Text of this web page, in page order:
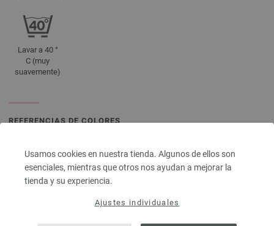
Usamos cookies en nuestra tienda. Algunos de ellos son
esenciales, mientras que otros nos ayudan a mejorar la
tienda y su experiencia.
Ajustes individuales
Lavar a 40 °
C (muy
suavemente)
REFERENCIAS DE COLORES
7032 | EAN: 4033493387576
7033 | EAN: 4033493387583
7034 | EAN: 4033493387590
7035 | EAN: 4033493387606